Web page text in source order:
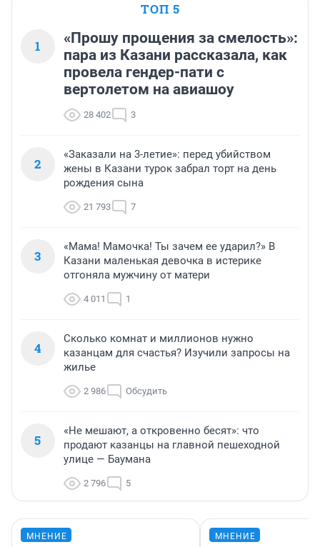
ТОП 5
1
«Прошу прощения за смелость»:
пара из Казани рассказала, как
провела гендер-пати с
вертолетом на авиашоу
28 402 3
2
«Заказали на 3-летие»: перед убийством
жены в Казани турок забрал торт на день
рождения сына
21 793 7
3
«Мама! Мамочка! Ты зачем ее ударил?» В
Казани маленькая девочка в истерике
отгоняла мужчину от матери
4 011 1
4
Сколько комнат и миллионов нужно
казанцам для счастья? Изучили запросы на
жилье
2 986 Обсудить
5
«Не мешают, а откровенно бесят»: что
продают казанцы на главной пешеходной
улице — Баумана
2 796 5
МНЕНИЕ МНЕНИЕ